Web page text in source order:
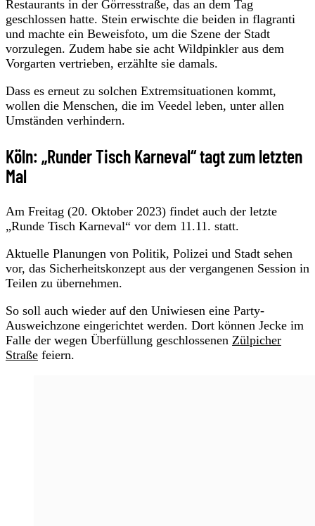
Restaurants in der Görresstraße, das an dem Tag
geschlossen hatte. Stein erwischte die beiden in flagranti
und machte ein Beweisfoto, um die Szene der Stadt
vorzulegen. Zudem habe sie acht Wildpinkler aus dem
Vorgarten vertrieben, erzählte sie damals.
Dass es erneut zu solchen Extremsituationen kommt,
wollen die Menschen, die im Veedel leben, unter allen
Umständen verhindern.
Köln: „Runder Tisch Karneval“ tagt zum letzten
Mal
Am Freitag (20. Oktober 2023) findet auch der letzte
„Runde Tisch Karneval“ vor dem 11.11. statt.
Aktuelle Planungen von Politik, Polizei und Stadt sehen
vor, das Sicherheitskonzept aus der vergangenen Session in
Teilen zu übernehmen.
So soll auch wieder auf den Uniwiesen eine Party-
Ausweichzone eingerichtet werden. Dort können Jecke im
Falle der wegen Überfüllung geschlossenen Zülpicher
Straße feiern.